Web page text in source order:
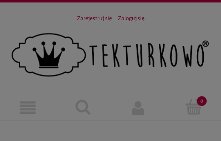
Zarejestruj się Zaloguj się